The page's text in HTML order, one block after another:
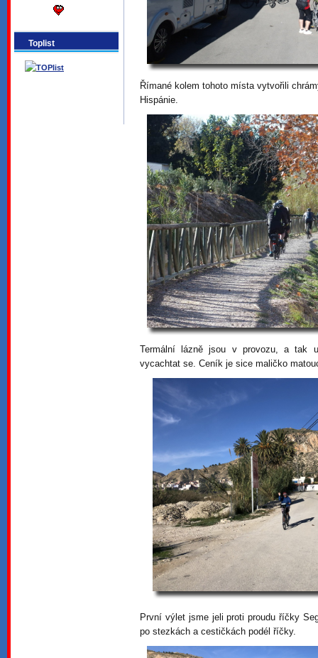
Toplist
Římané kolem tohoto místa vytvořili
Hispánie.
Termální lázně jsou v provozu, a tak
vycachtat se. Ceník je sice maličko
První výlet jsme jeli proti proudu říčky
po stezkách a cestičkách podél říčky.